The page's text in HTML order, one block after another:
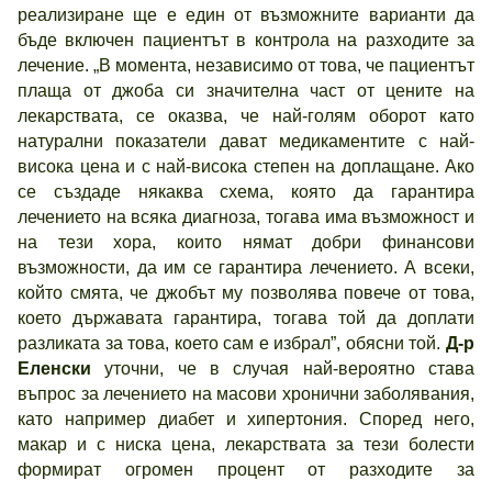
реализиране ще е един от възможните варианти да
бъде включен пациентът в контрола на разходите за
лечение. „В момента, независимо от това, че пациентът
плаща от джоба си значителна част от цените на
лекарствата, се оказва, че най-голям оборот като
натурални показатели дават медикаментите с най-
висока цена и с най-висока степен на доплащане. Ако
се създаде някаква схема, която да гарантира
лечението на всяка диагноза, тогава има възможност и
на тези хора, които нямат добри финансови
възможности, да им се гарантира лечението. А всеки,
който смята, че джобът му позволява повече от това,
което държавата гарантира, тогава той да доплати
разликата за това, което сам е избрал”, обясни той. Д-р
Еленски уточни, че в случая най-вероятно става
въпрос за лечението на масови хронични заболявания,
като например диабет и хипертония. Според него,
макар и с ниска цена, лекарствата за тези болести
формират огромен процент от разходите за